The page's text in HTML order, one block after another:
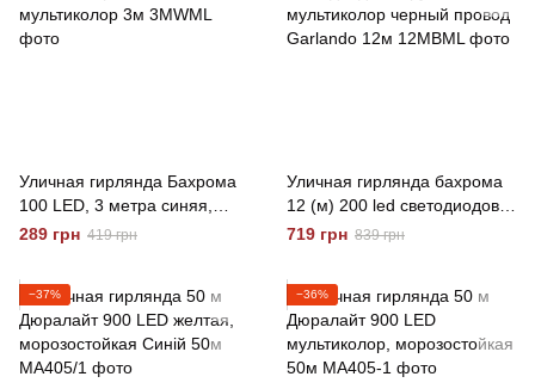
Уличная гирлянда Бахрома
100 LED, 3 метра синяя,
защита от влаги
289 грн 419 грн
Уличная гирлянда бахрома
12 (м) 200 led светодиодов
наружная мультиколор
12м
719 грн 839 грн
−37% −36%